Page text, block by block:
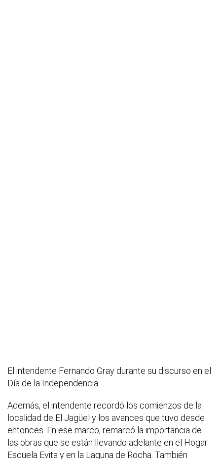
El intendente Fernando Gray durante su discurso en el
Día de la Independencia.
Además, el intendente recordó los comienzos de la
localidad de El Jagüel y los avances que tuvo desde
entonces. En ese marco, remarcó la importancia de
las obras que se están llevando adelante en el Hogar
Escuela Evita y en la Laguna de Rocha. También